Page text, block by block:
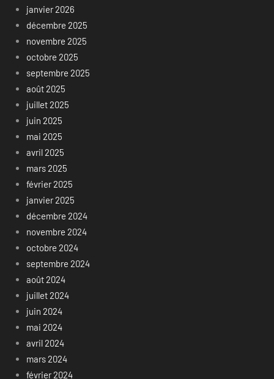
janvier 2026
décembre 2025
novembre 2025
octobre 2025
septembre 2025
août 2025
juillet 2025
juin 2025
mai 2025
avril 2025
mars 2025
février 2025
janvier 2025
décembre 2024
novembre 2024
octobre 2024
septembre 2024
août 2024
juillet 2024
juin 2024
mai 2024
avril 2024
mars 2024
février 2024